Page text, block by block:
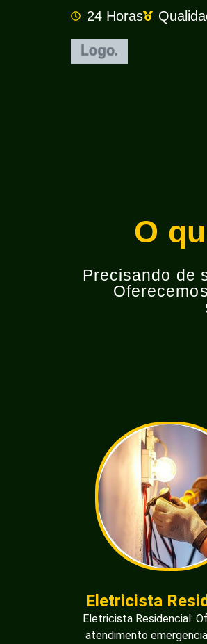
24 Horas
O
Precisando de
Eletricista
Eletricista Residencial:
atendimento